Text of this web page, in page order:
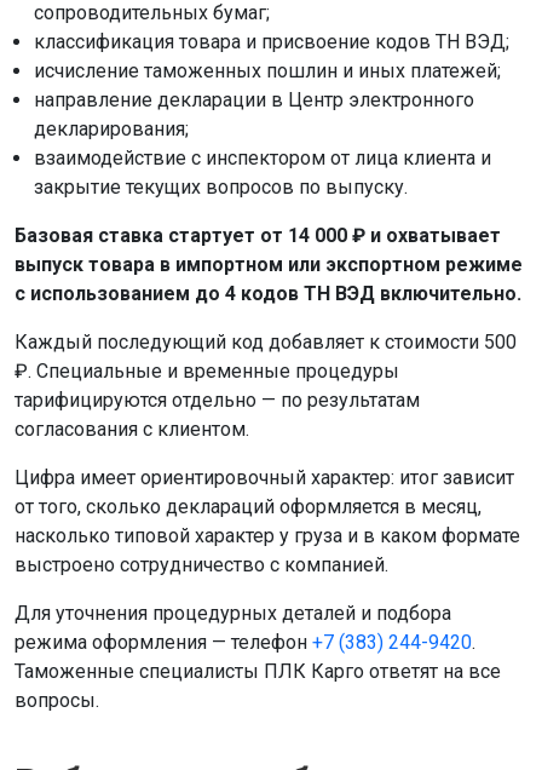
сопроводительных бумаг;
классификация товара и присвоение кодов ТН ВЭД;
исчисление таможенных пошлин и иных платежей;
направление декларации в Центр электронного
декларирования;
взаимодействие с инспектором от лица клиента и
закрытие текущих вопросов по выпуску.
Базовая ставка стартует от 14 000 ₽ и охватывает
выпуск товара в импортном или экспортном режиме
с использованием до 4 кодов ТН ВЭД включительно.
Каждый последующий код добавляет к стоимости 500
₽. Специальные и временные процедуры
тарифицируются отдельно — по результатам
согласования с клиентом.
Цифра имеет ориентировочный характер: итог зависит
от того, сколько деклараций оформляется в месяц,
насколько типовой характер у груза и в каком формате
выстроено сотрудничество с компанией.
Для уточнения процедурных деталей и подбора
режима оформления — телефон +7 (383) 244-9420.
Таможенные специалисты ПЛК Карго ответят на все
вопросы.